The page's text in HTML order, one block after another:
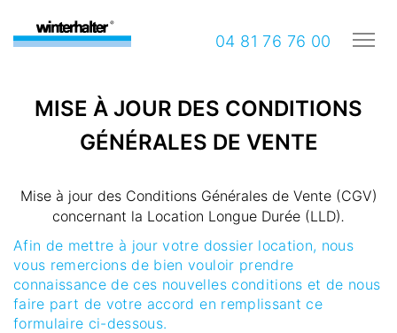
04 81 76 76 00
MISE À JOUR DES CONDITIONS
GÉNÉRALES DE VENTE
Mise à jour des Conditions Générales de Vente (CGV)
concernant la Location Longue Durée (LLD).
Afin de mettre à jour votre dossier location, nous
vous remercions de bien vouloir prendre
connaissance de ces nouvelles conditions et de nous
faire part de votre accord en remplissant ce
formulaire ci-dessous.